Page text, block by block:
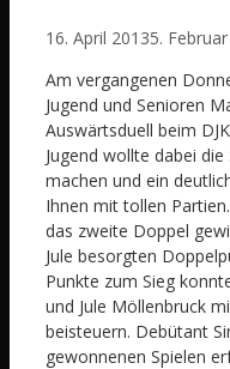
16. April 20135.
Am vergangenen
Jugend und Senioren
Auswärtsduell beim
Jugend wollte dabei
machen und ein
Ihnen mit tollen
das zweite Doppel
Jule besorgten
Punkte zum Sieg
und Jule Möllenbruck
beisteuern. Debütant
gewonnenen Spielen